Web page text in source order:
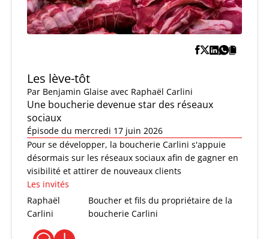
Les lève-tôt
Par Benjamin Glaise avec Raphaël Carlini
Une boucherie devenue star des réseaux
sociaux
Épisode du mercredi 17 juin 2026
Pour se développer, la boucherie Carlini s'appuie
désormais sur les réseaux sociaux afin de gagner en
visibilité et attirer de nouveaux clients
Les invités
Raphaël
Carlini
Boucher et fils du propriétaire de la
boucherie Carlini